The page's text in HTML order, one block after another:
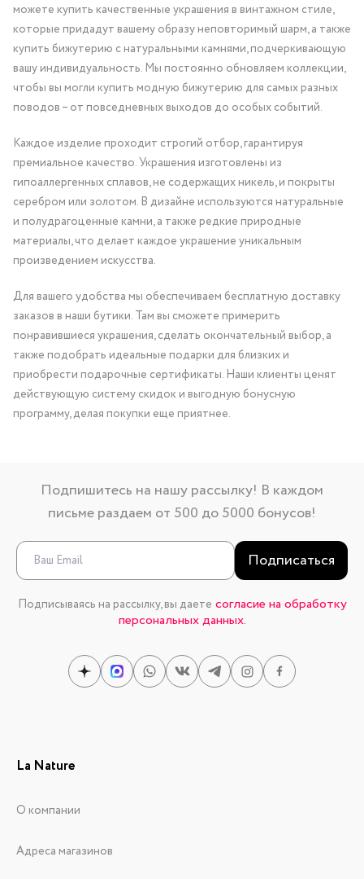
можете купить качественные украшения в винтажном стиле,
которые придадут вашему образу неповторимый шарм, а также
купить бижутерию с натуральными камнями, подчеркивающую
вашу индивидуальность. Мы постоянно обновляем коллекции,
чтобы вы могли купить модную бижутерию для самых разных
поводов – от повседневных выходов до особых событий.
Каждое изделие проходит строгий отбор, гарантируя
премиальное качество. Украшения изготовлены из
гипоаллергенных сплавов, не содержащих никель, и покрыты
серебром или золотом. В дизайне используются натуральные
и полудрагоценные камни, а также редкие природные
материалы, что делает каждое украшение уникальным
произведением искусства.
Для вашего удобства мы обеспечиваем бесплатную доставку
заказов в наши бутики. Там вы сможете примерить
понравившиеся украшения, сделать окончательный выбор, а
также подобрать идеальные подарки для близких и
приобрести подарочные сертификаты. Наши клиенты ценят
действующую систему скидок и выгодную бонусную
программу, делая покупки еще приятнее.
Подпишитесь на нашу рассылку! В каждом
письме раздаем от 500 до 5000 бонусов!
Подписаться
Подписываясь на рассылку, вы даете согласие на обработку
персональных данных.
La Nature
О компании
Адреса магазинов